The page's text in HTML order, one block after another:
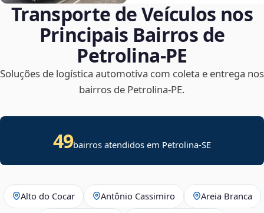
Transporte de Veículos nos
Principais Bairros de
Petrolina‑PE
Soluções de logística automotiva com coleta e entrega nos
bairros de Petrolina‑PE.
49bairros atendidos em Petrolina-SE
Alto do Cocar Antônio Cassimiro Areia Branca